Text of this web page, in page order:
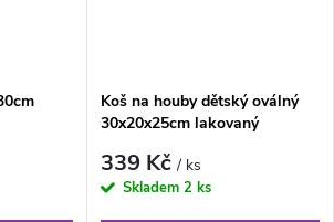
Koš na houby dětský oválný
30x20x25cm lakovaný
339 Kč/ ks
Skladem 2 ks